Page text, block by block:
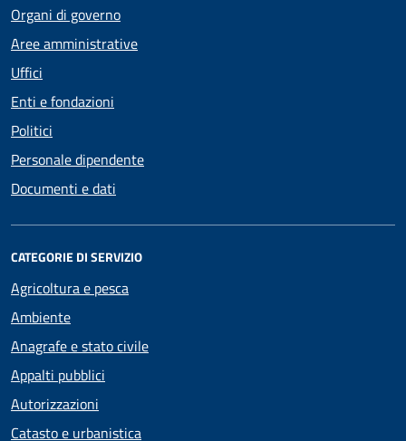
Organi di governo
Aree amministrative
Uffici
Enti e fondazioni
Politici
Personale dipendente
Documenti e dati
CATEGORIE DI SERVIZIO
Agricoltura e pesca
Ambiente
Anagrafe e stato civile
Appalti pubblici
Autorizzazioni
Catasto e urbanistica